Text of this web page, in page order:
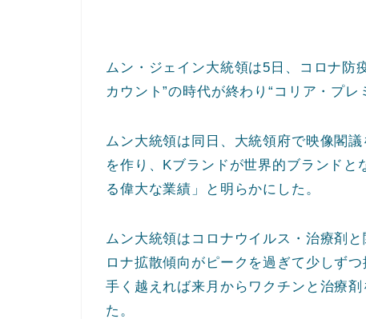
ムン・ジェイン大統領は5日、コロナ防
カウント”の時代が終わり“コリア・プ
ムン大統領は同日、大統領府で映像閣
を作り、Kブランドが世界的ブランド
る偉大な業績」と明らかにした。
ムン大統領はコロナウイルス・治療剤
ロナ拡散傾向がピークを過ぎて少しず
手く越えれば来月からワクチンと治療
た。